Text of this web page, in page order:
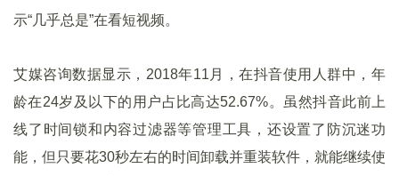
示“几乎总是”在看短视频。
艾媒咨询数据显示，2018年11月，在抖音使用人群中，年
龄在24岁及以下的用户占比高达52.67%。虽然抖音此前上
线了时间锁和内容过滤器等管理工具，还设置了防沉迷功
能，但只要花30秒左右的时间卸载并重装软件，就能继续使